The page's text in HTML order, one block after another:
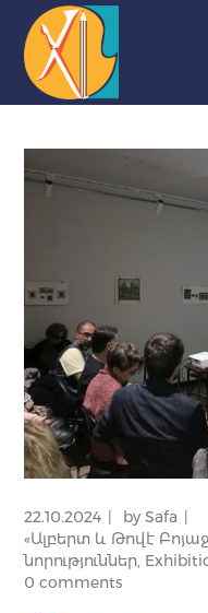
22.10.2024 bySafa
«Ալբերտ և Թովէ
նորություններ,
0 comments